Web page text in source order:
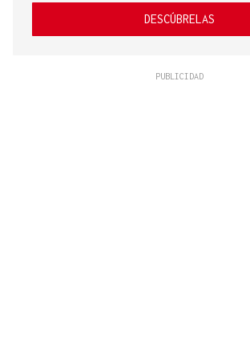
DESCÚBRELAS